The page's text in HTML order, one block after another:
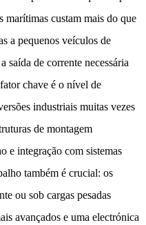
marítimas custam mais do que
a pequenos veículos de
saída de corrente necessária
chave é o nível de
industriais muitas vezes
de montagem
e integração com sistemas
também é crucial: os
ou sob cargas pesadas
avançados e uma electrónica